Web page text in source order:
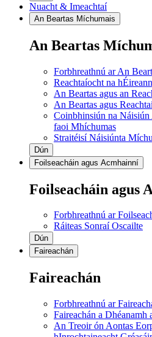
Nuacht & Imeachtaí
An Beartas Míchumais
An Beartas
Forbhreathnú ar An
Reachtaíocht na
An Beartas agus an
An Beartas agus
Coinbhinsiún na
faoi Mhíchumas
Straitéisí Náisiúnta
Dún
Foilseacháin agus Acmhainní
Foilseacháin agus
Forbhreathnú ar
Ráiteas Sonraí Oscailte
Dún
Faireachán
Faireachán
Forbhreathnú ar
Faireachán a
An Treoir ón Aontas